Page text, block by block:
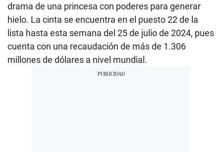
drama de una princesa con poderes para generar
hielo. La cinta se encuentra en el puesto 22 de la
lista hasta esta semana del 25 de julio de 2024, pues
cuenta con una recaudación de más de 1.306
millones de dólares a nivel mundial.